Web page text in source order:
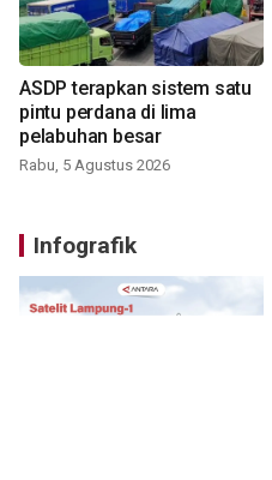
ASDP terapkan sistem satu
pintu perdana di lima
pelabuhan besar
Rabu, 5 Agustus 2026
Infografik